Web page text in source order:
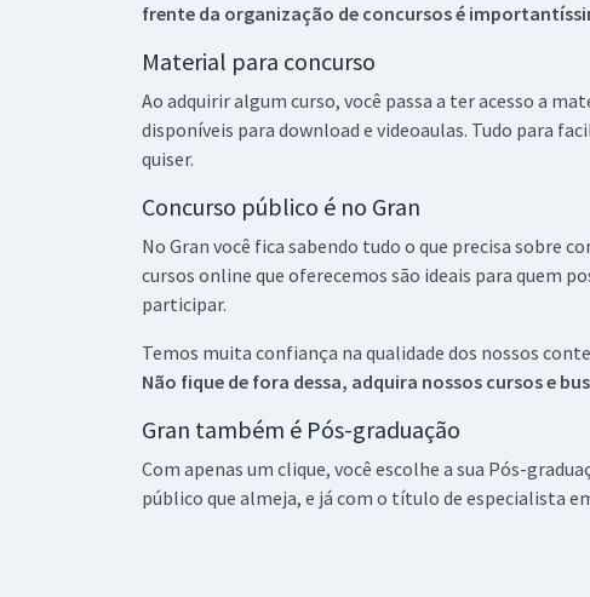
frente da organização de concursos é
Material para concurso
Ao adquirir algum curso, você passa a ter acesso a
disponíveis para download e videoaulas. Tudo para
quiser.
Concurso público é no Gran
No Gran você fica sabendo tudo o que precisa sobre
cursos online que oferecemos são ideais para quem
participar.
Temos muita confiança na qualidade dos nossos
Não fique de fora dessa, adquira nossos cursos e
Gran também é Pós-graduação
Com apenas um clique, você escolhe a sua Pós-
público que almeja, e já com o título de especialista